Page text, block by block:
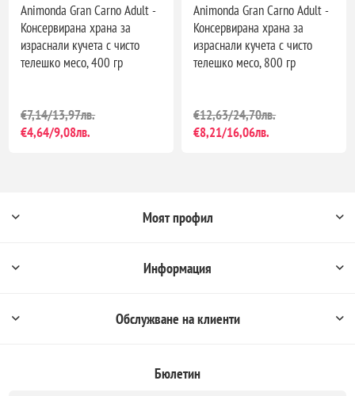
Animonda Gran Carno Adult -
Консервирана храна за
израснали кучета с чисто
телешко месо, 400 гр
€7,14/13,97лв.
€4,64/9,08лв.
Animonda Gran Carno Adult -
Консервирана храна за
израснали кучета с чисто
телешко месо, 800 гр
€12,63/24,70лв.
€8,21/16,06лв.
Моят профил
Информация
Обслужване на клиенти
Бюлетин